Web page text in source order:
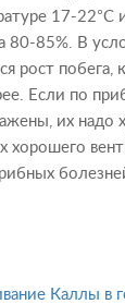
17-22°C
80-85%. В
рост
Если по
их надо
хорошего
Каллы в